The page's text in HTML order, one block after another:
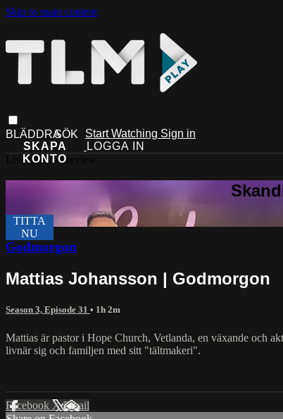
Skip to main content
Start Watching Sign in
Live stream preview
Godmorgon
Mattias Johansson | Godmorgon
Season 3, Episode 31 • 1h 2m
Mattias är pastor i Hope Church, Vetlanda, en växande och
livnär sig och familjen med sitt "tältmakeri".
Facebook XEmail